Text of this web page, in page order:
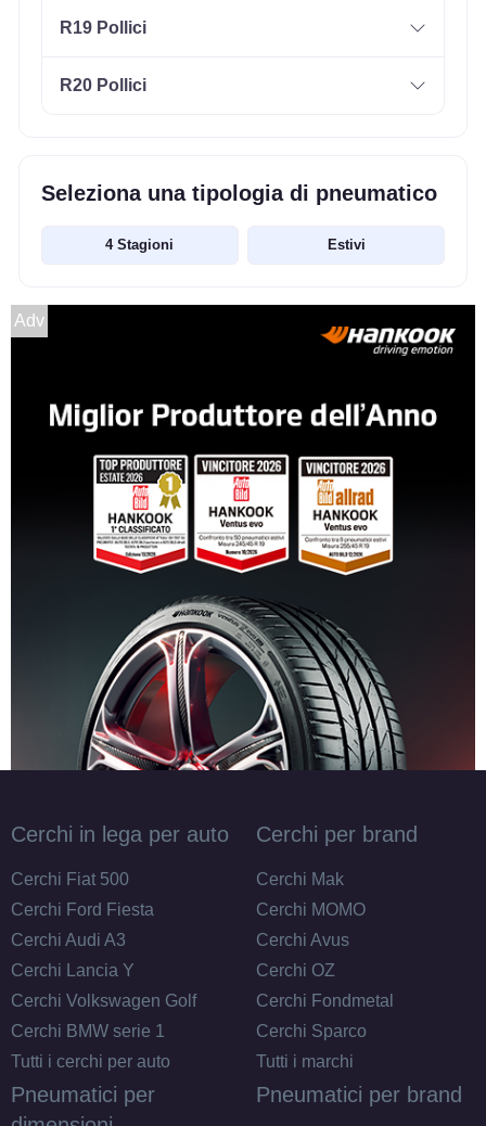
R19 Pollici
R20 Pollici
Seleziona una tipologia di pneumatico
4 Stagioni Estivi
Adv
Cerchi in lega per auto
Cerchi Fiat 500
Cerchi Ford Fiesta
Cerchi Audi A3
Cerchi Lancia Y
Cerchi Volkswagen Golf
Cerchi BMW serie 1
Tutti i cerchi per auto
Cerchi per brand
Cerchi Mak
Cerchi MOMO
Cerchi Avus
Cerchi OZ
Cerchi Fondmetal
Cerchi Sparco
Tutti i marchi
Pneumatici per
Pneumatici per brand